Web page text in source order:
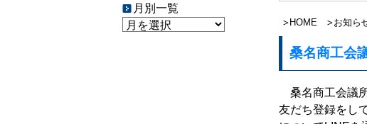
月別一覧
HOME お知ら
桑名商工会
桑名商工会議
友だち登録をし